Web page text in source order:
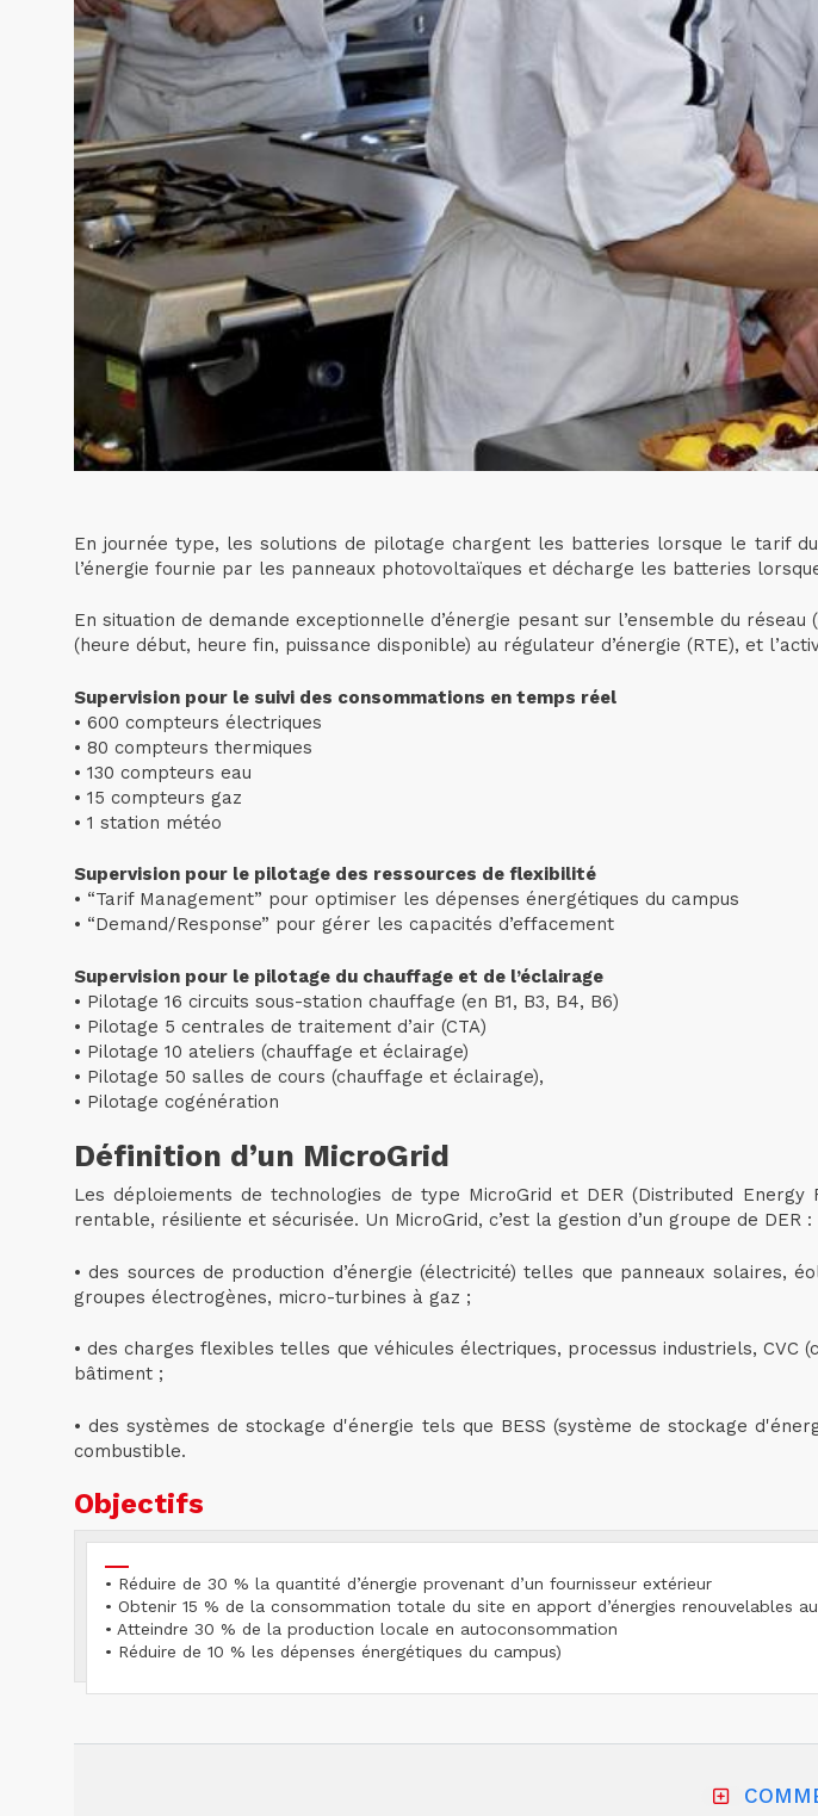
En journée type, les solutions de pilotage chargent les batteries lorsque le tarif
l’énergie fournie par les panneaux photovoltaïques et décharge les batteries
En situation de demande exceptionnelle d’énergie pesant sur l’ensemble du
(heure début, heure fin, puissance disponible) au régulateur d’énergie (RTE), et
Supervision pour le suivi des consommations en temps réel
• 600 compteurs électriques
• 80 compteurs thermiques
• 130 compteurs eau
• 15 compteurs gaz
• 1 station météo
Supervision pour le pilotage des ressources de flexibilité
• “Tarif Management” pour optimiser les dépenses énergétiques du campus
• “Demand/Response” pour gérer les capacités d’effacement
Supervision pour le pilotage du chauffage et de l’éclairage
• Pilotage 16 circuits sous-station chauffage (en B1, B3, B4, B6)
• Pilotage 5 centrales de traitement d’air (CTA)
• Pilotage 10 ateliers (chauffage et éclairage)
• Pilotage 50 salles de cours (chauffage et éclairage),
• Pilotage cogénération
Définition d’un MicroGrid
Les déploiements de technologies de type MicroGrid et DER (Distributed
rentable, résiliente et sécurisée. Un MicroGrid, c’est la gestion d’un groupe de DER :
• des sources de production d’énergie (électricité) telles que panneaux solaires,
groupes électrogènes, micro-turbines à gaz ;
• des charges flexibles telles que véhicules électriques, processus industriels,
bâtiment ;
• des systèmes de stockage d'énergie tels que BESS (système de stockage
combustible.
Objectifs
• Réduire de 30 % la quantité d’énergie provenant d’un fournisseur extérieur
• Obtenir 15 % de la consommation totale du site en apport d’énergies renouvelables
• Atteindre 30 % de la production locale en autoconsommation
• Réduire de 10 % les dépenses énergétiques du campus)